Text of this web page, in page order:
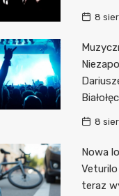
8
8
Nowa
Veturilo
teraz